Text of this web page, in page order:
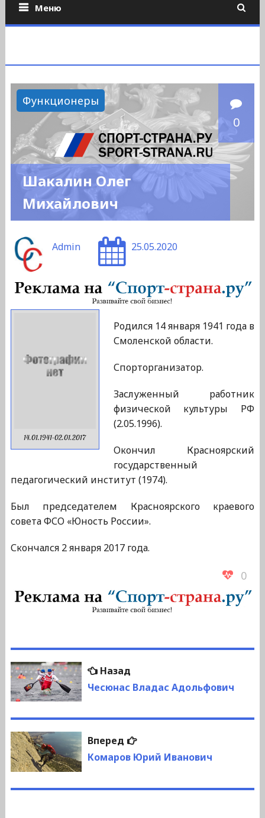
Меню
Функционеры
0
Шакалин Олег
Михайлович
Admin 25.05.2020
14.01.1941-02.01.2017
Родился 14 января 1941 года в
Смоленской области.
Спорторганизатор.
Заслуженный работник
физической культуры РФ
(2.05.1996).
Окончил Красноярский
государственный
педагогический институт (1974).
Был председателем Красноярского краевого
совета ФСО «Юность России».
Скончался 2 января 2017 года.
0
Навигация
по
записям
НазадПредыдущая
запись:
Чесюнас Владас Адольфович
Вперед
Следующая
запись:
Комаров Юрий Иванович